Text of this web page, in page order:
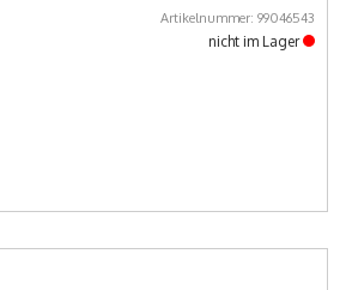
Artikelnummer: 99046543
nicht im Lager